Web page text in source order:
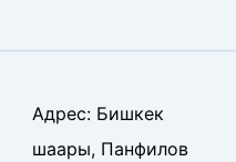
Адрес: Бишкек
шаары, Панфилов